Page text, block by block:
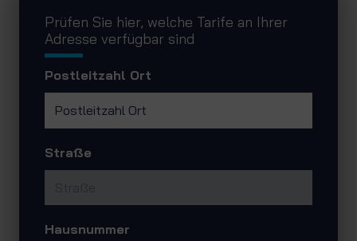
Prüfen Sie hier, welche Tarife an Ihrer
Adresse verfügbar sind
Postleitzahl Ort
Straße
Hausnummer